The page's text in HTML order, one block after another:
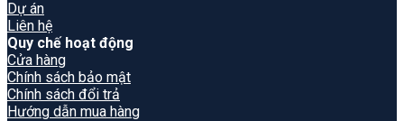
Dự án
Liên hệ
Quy chế hoạt động
Cửa hàng
Chính sách bảo mật
Chính sách đổi trả
Hướng dẫn mua hàng